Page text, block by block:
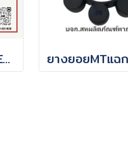
ยางยอยCENTAFLEX MIKI PULLEYรุ่นมีบ่า SIZE No.16-No.80